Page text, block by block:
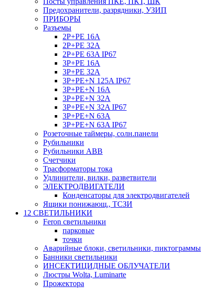
Предохранители, разрядники, УЗИП
ПРИБОРЫ
Разъемы
2P+PE 16A
2P+PE 32A
2P+PE 63A IP67
3P+PE 16A
3P+PE 32A
3P+PE+N 125A IP67
3P+PE+N 16A
3P+PE+N 32A
3P+PE+N 32A IP67
3P+PE+N 63A
3P+PE+N 63A IP67
Розеточные таймеры, солн.панели
Рубильники
Рубильники ABB
Счетчики
Трасформаторы тока
Удлинители, вилки, разветвители
ЭЛЕКТРОДВИГАТЕЛИ
Конденсаторы для электродвигателей
Ящики понижающ., ТСЗИ
12 СВЕТИЛЬНИКИ
Feron светильники
парковые
точки
Аварийные блоки, светильники, пиктограммы
Банники светильники
ИНСЕКТИЦИДНЫЕ ОБЛУЧАТЕЛИ
Люстры Wolta, Luminarte
Прожектора